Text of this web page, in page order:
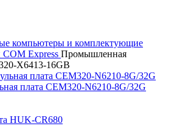
компьютеры и комплектующие
COM Express Промышленная
X6413-16GB
плата CEM320-N6210-8G/32G